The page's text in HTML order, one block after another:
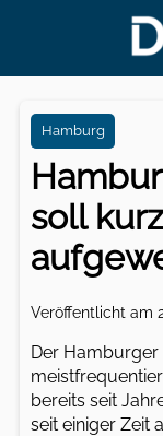
Hamburg
soll
Veröffentlicht am
Der
bereits seit
seit einiger Zeit